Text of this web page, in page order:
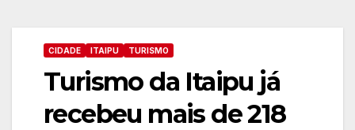
CIDADE ITAIPU TURISMO
Turismo da Itaipu já
recebeu mais de 218